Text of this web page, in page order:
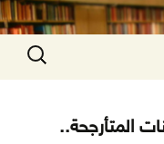
البحث
عن:
المتأرجحة..